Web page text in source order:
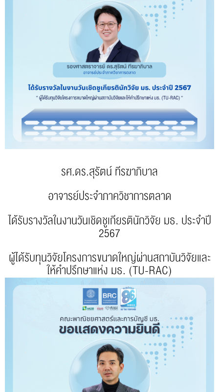
รศ.ดร.สุรัตน์ ทีรฆาภิบาล
อาจารย์ประจำภาควิชาการตลาด
ได้รับรางวัลในงานวันเชิดชูเกียรตินักวิจัย มธ. ประจำปี
2567
ผู้ได้รับทุนวิจัยโครงการขนาดใหญ่ผ่านสถาบันวิจัยและ
ให้คำปรึกษาแห่ง มธ. (TU-RAC)